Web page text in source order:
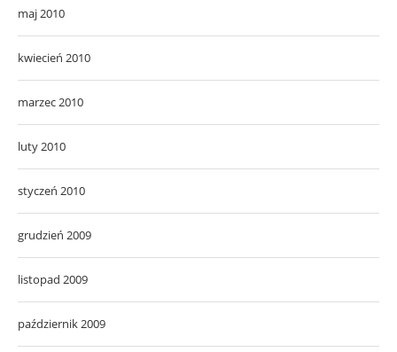
maj 2010
kwiecień 2010
marzec 2010
luty 2010
styczeń 2010
grudzień 2009
listopad 2009
październik 2009